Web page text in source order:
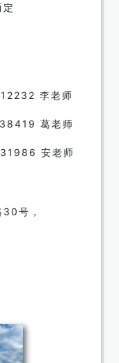
李老师
葛老师
安老师
号，